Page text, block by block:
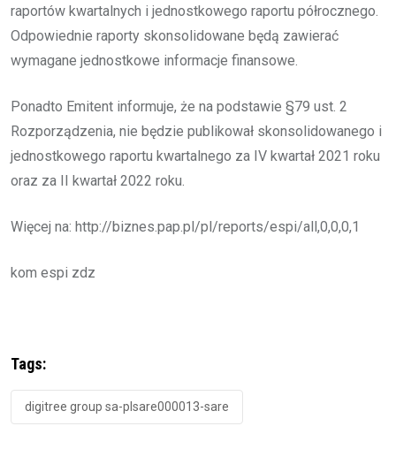
raportów kwartalnych i jednostkowego raportu półrocznego.
Odpowiednie raporty skonsolidowane będą zawierać
wymagane jednostkowe informacje finansowe.
Ponadto Emitent informuje, że na podstawie §79 ust. 2
Rozporządzenia, nie będzie publikował skonsolidowanego i
jednostkowego raportu kwartalnego za IV kwartał 2021 roku
oraz za II kwartał 2022 roku.
Więcej na: http://biznes.pap.pl/pl/reports/espi/all,0,0,0,1
kom espi zdz
Tags:
digitree group sa-plsare000013-sare